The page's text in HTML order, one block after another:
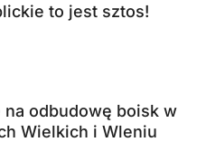
to jest sztos!
na odbudowę boisk w
Wielkich i Wleniu